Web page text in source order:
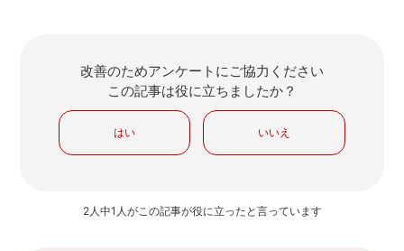
改善のためアンケートにご協力ください
この記事は役に立ちましたか？
はい いいえ
2人中1人がこの記事が役に立ったと言っています